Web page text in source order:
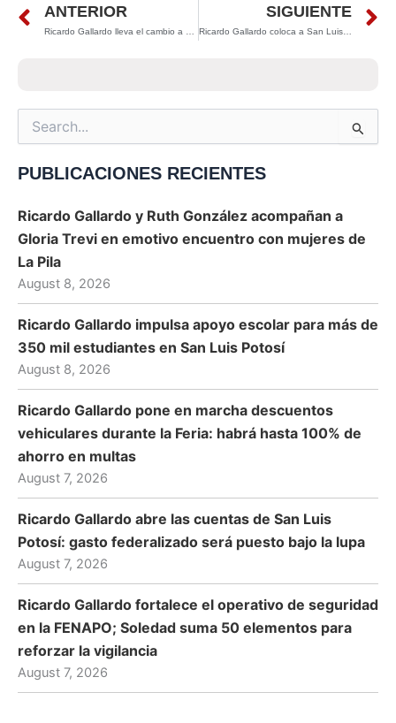
Prev
ANTERIOR SIGUIENTE
Ricardo Gallardo coloca a San Luis Potosí como potencia automotriz nacional en 2025
Search
for:
PUBLICACIONES RECIENTES
Ricardo Gallardo y Ruth González acompañan a
Gloria Trevi en emotivo encuentro con mujeres de
La Pila
August 8, 2026
Ricardo Gallardo impulsa apoyo escolar para más de
350 mil estudiantes en San Luis Potosí
August 8, 2026
Ricardo Gallardo pone en marcha descuentos
vehiculares durante la Feria: habrá hasta 100% de
ahorro en multas
August 7, 2026
Ricardo Gallardo abre las cuentas de San Luis
Potosí: gasto federalizado será puesto bajo la lupa
August 7, 2026
Ricardo Gallardo fortalece el operativo de seguridad
en la FENAPO; Soledad suma 50 elementos para
reforzar la vigilancia
August 7, 2026